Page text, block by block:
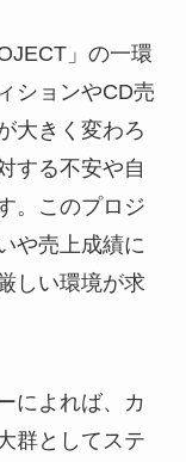
」の一環
ションやCD売
大きく変わろ
する不安や自
。このプロジ
や売上成績に
しい環境が求
によれば、カ
群としてステ